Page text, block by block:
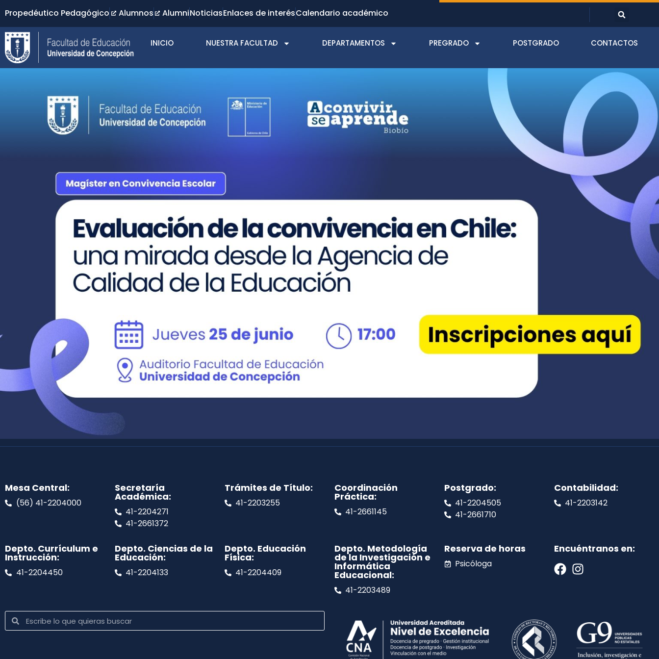
Propedéutico Pedagógico Alumnos AlumniNoticiasEnlaces de interésCalendario académico
INICIO NUESTRA FACULTAD DEPARTAMENTOS PREGRADO POSTGRADO CONTACTOS
Mesa Central:
(56) 41-2204000
Secretaría
Académica:
41-2204271
41-2661372
Trámites de Título:
41-2203255
Coordinación
Práctica:
41-2661145
Postgrado:
41-2204505
41-2661710
Contabilidad:
41-2203142
Depto. Currículum e
Instrucción:
41-2204450
Depto. Ciencias de la
Educación:
41-2204133
Depto. Educación
Física:
41-2204409
Depto. Metodología
de la Investigación e
Informática
Educacional:
41-2203489
Reserva de horas
Psicóloga
Encuéntranos en: